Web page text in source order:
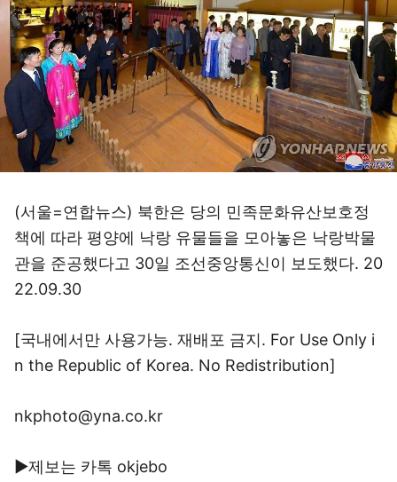
(서울=연합뉴스) 북한은 당의 민족문화유산보호정
책에 따라 평양에 낙랑 유물들을 모아놓은 낙랑박물
관을 준공했다고 30일 조선중앙통신이 보도했다. 20
22.09.30
[국내에서만 사용가능. 재배포 금지. For Use Only i
n the Republic of Korea. No Redistribution]
nkphoto@yna.co.kr
▶제보는 카톡 okjebo